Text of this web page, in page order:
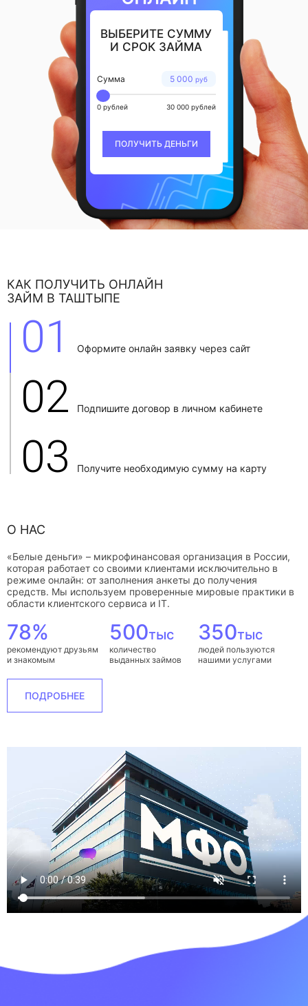
ВЫБЕРИТЕ СУММУ
И СРОК ЗАЙМА
5 000 руб
Сумма
0 рублей 30 000 рублей
ПОЛУЧИТЬ ДЕНЬГИ
КАК ПОЛУЧИТЬ ОНЛАЙН
ЗАЙМ В ТАШТЫПЕ
01 Оформите онлайн заявку через сайт
02 Подпишите договор в личном кабинете
03 Получите необходимую сумму на карту
О НАС
«Белые деньги» – микрофинансовая организация в России,
которая работает со своими клиентами исключительно в
режиме онлайн: от заполнения анкеты до получения
средств. Мы используем проверенные мировые практики в
области клиентского сервиса и IT.
78%
рекомендуют друзьям
и знакомым
500тыс
количество
выданных займов
350тыс
людей пользуются
нашими услугами
ПОДРОБНЕЕ